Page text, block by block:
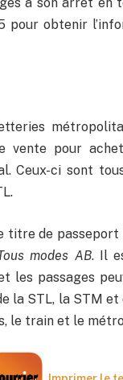
pour obtenir
vente pour
Ceux-ci sont
titre de
modes AB. Il
les passages
la STL, la STM
le train et le